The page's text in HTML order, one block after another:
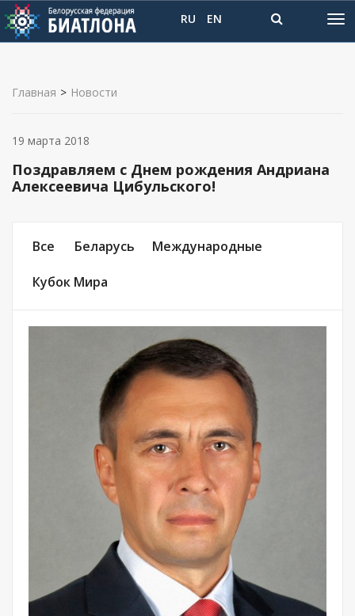
RU EN
Главная > Новости
Поздравляем с Днем рождения Андриана
Алексеевича Цибульского!
Все Беларусь Международные
Кубок Мира
19 марта 2018